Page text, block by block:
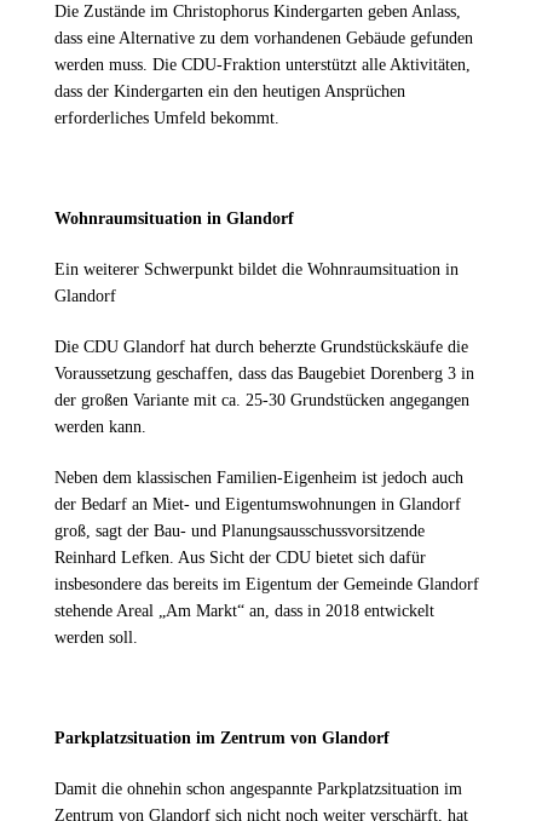
Die Zustände im Christophorus Kindergarten geben Anlass,
dass eine Alternative zu dem vorhandenen Gebäude gefunden
werden muss. Die CDU-Fraktion unterstützt alle Aktivitäten,
dass der Kindergarten ein den heutigen Ansprüchen
erforderliches Umfeld bekommt.
Wohnraumsituation in Glandorf
Ein weiterer Schwerpunkt bildet die Wohnraumsituation in
Glandorf
Die CDU Glandorf hat durch beherzte Grundstückskäufe die
Voraussetzung geschaffen, dass das Baugebiet Dorenberg 3 in
der großen Variante mit ca. 25-30 Grundstücken angegangen
werden kann.
Neben dem klassischen Familien-Eigenheim ist jedoch auch
der Bedarf an Miet- und Eigentumswohnungen in Glandorf
groß, sagt der Bau- und Planungsausschussvorsitzende
Reinhard Lefken. Aus Sicht der CDU bietet sich dafür
insbesondere das bereits im Eigentum der Gemeinde Glandorf
stehende Areal „Am Markt“ an, dass in 2018 entwickelt
werden soll.
Parkplatzsituation im Zentrum von Glandorf
Damit die ohnehin schon angespannte Parkplatzsituation im
Zentrum von Glandorf sich nicht noch weiter verschärft, hat